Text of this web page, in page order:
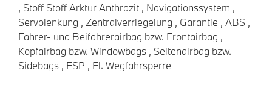
, Stoff Stoff Arktur Anthrazit , Navigationssystem ,
Servolenkung , Zentralverriegelung , Garantie , ABS ,
Fahrer- und Beifahrerairbag bzw. Frontairbag ,
Kopfairbag bzw. Windowbags , Seitenairbag bzw.
Sidebags , ESP , El. Wegfahrsperre